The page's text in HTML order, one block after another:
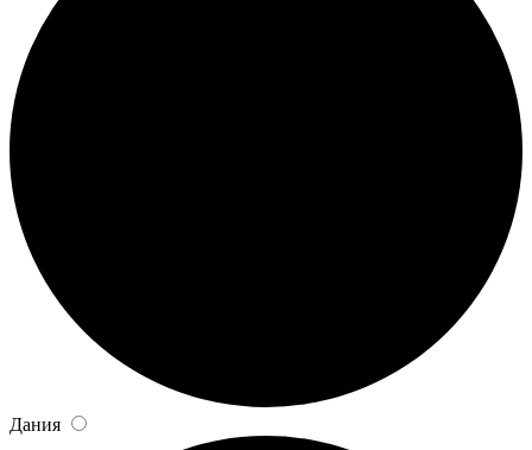
Дания